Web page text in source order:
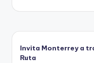
Invita Monterrey a
Ruta